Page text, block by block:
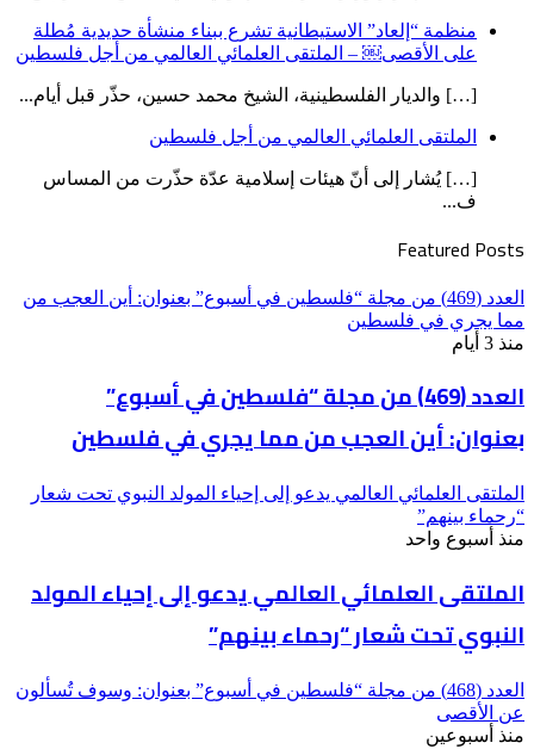
منظمة “إلعاد” الاستيطانية تشرع ببناء منشأة حديدية مُطلة
على الأقصى￼ – الملتقى العلمائي العالمي من أجل فلسطين
[…] والديار الفلسطينية، الشيخ محمد حسين، حذّر قبل أيام...
الملتقى العلمائي العالمي من أجل فلسطين
[…] يُشار إلى أنّ هيئات إسلامية عدّة حذّرت من المساس
ف...
Featured Posts
العدد (469) من مجلة “فلسطين في أسبوع” بعنوان: أين العجب من
مما يجري في فلسطين
منذ 3 أيام
العدد (469) من مجلة “فلسطين في أسبوع”
بعنوان: أين العجب من مما يجري في فلسطين
الملتقى العلمائي العالمي يدعو إلى إحياء المولد النبوي تحت شعار
“رحماء بينهم”
منذ أسبوع واحد
الملتقى العلمائي العالمي يدعو إلى إحياء المولد
النبوي تحت شعار “رحماء بينهم”
العدد (468) من مجلة “فلسطين في أسبوع” بعنوان: وسوف تُسألون
عن الأقصى
منذ أسبوعين